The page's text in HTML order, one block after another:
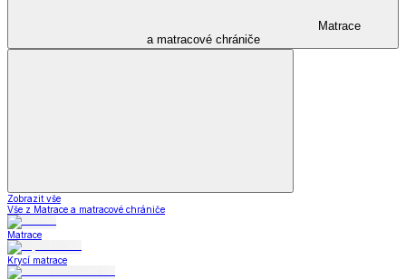
Matrace
a matracové chrániče
Zobrazit vše
Vše z Matrace a matracové chrániče
Matrace
Krycí matrace